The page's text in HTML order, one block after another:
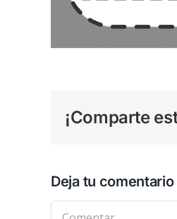
¡Comparte
Deja tu comentario
Comentar